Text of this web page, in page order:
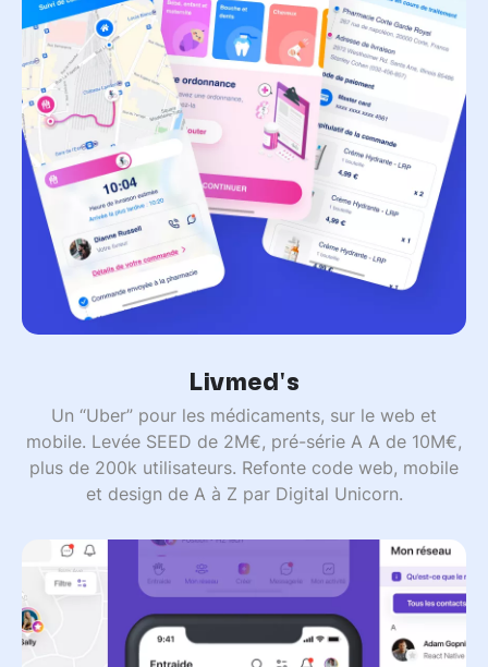
Livmed's
Un “Uber” pour les médicaments, sur le web et
mobile. Levée SEED de 2M€, pré-série A A de 10M€,
plus de 200k utilisateurs. Refonte code web, mobile
et design de A à Z par Digital Unicorn.